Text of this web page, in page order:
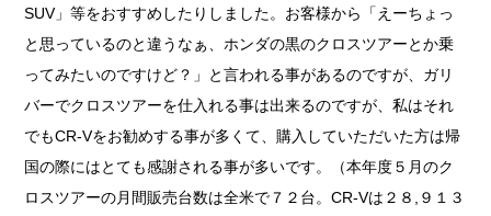
SUV」等をおすすめしたりしました。お客様から「えーちょっ
と思っているのと違うなぁ、ホンダの黒のクロスツアーとか乗
ってみたいのですけど？」と言われる事があるのですが、ガリ
バーでクロスツアーを仕入れる事は出来るのですが、私はそれ
でもCR-Vをお勧めする事が多くて、購入していただいた方は帰
国の際にはとても感謝される事が多いです。（本年度５月のク
ロスツアーの月間販売台数は全米で７２台。CR-Vは２８,９１３